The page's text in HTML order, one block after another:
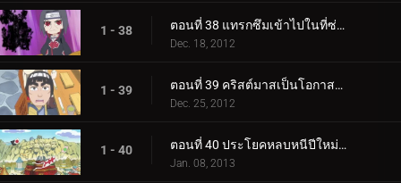
1 - 38 ตอนที่ 38 แทรกซึมเข้าไปในที่ซ่อนของแสงอุษา! / การล้างข้อมูลเป็นโอกาสที่จะล้างอดีต!
Dec. 18, 2012
1 - 39 ตอนที่ 39 คริสต์มาสเป็นโอกาสสุดท้ายสำหรับความรัก! / การค้นหาความรักของโอโรจิมารุ!
Dec. 25, 2012
1 - 40 ตอนที่ 40 ประโยคหลบหนีปีใหม่! / นารูโตะถูกจับตามอง!
Jan. 08, 2013